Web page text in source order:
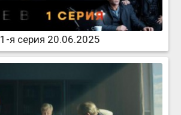
1-я серия 20.06.2025